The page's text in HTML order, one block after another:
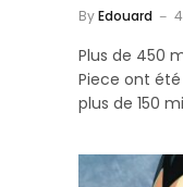
ByEdouard
Plus de 450
Piece ont
plus de 150